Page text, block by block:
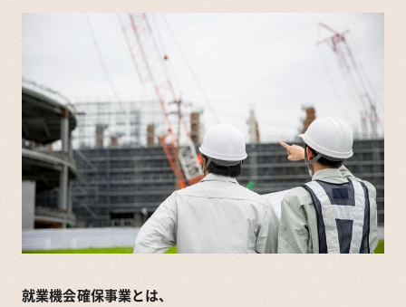
就業機会確保事業とは、